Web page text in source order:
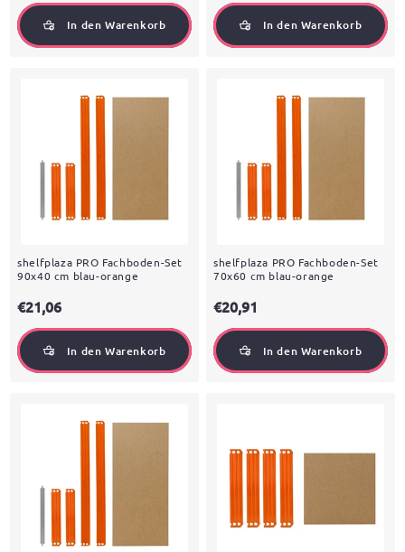
In den Warenkorb In den Warenkorb
shelfplaza PRO Fachboden-Set
90x40 cm blau-orange
€21,06
In den Warenkorb
shelfplaza PRO Fachboden-Set
70x60 cm blau-orange
€20,91
In den Warenkorb